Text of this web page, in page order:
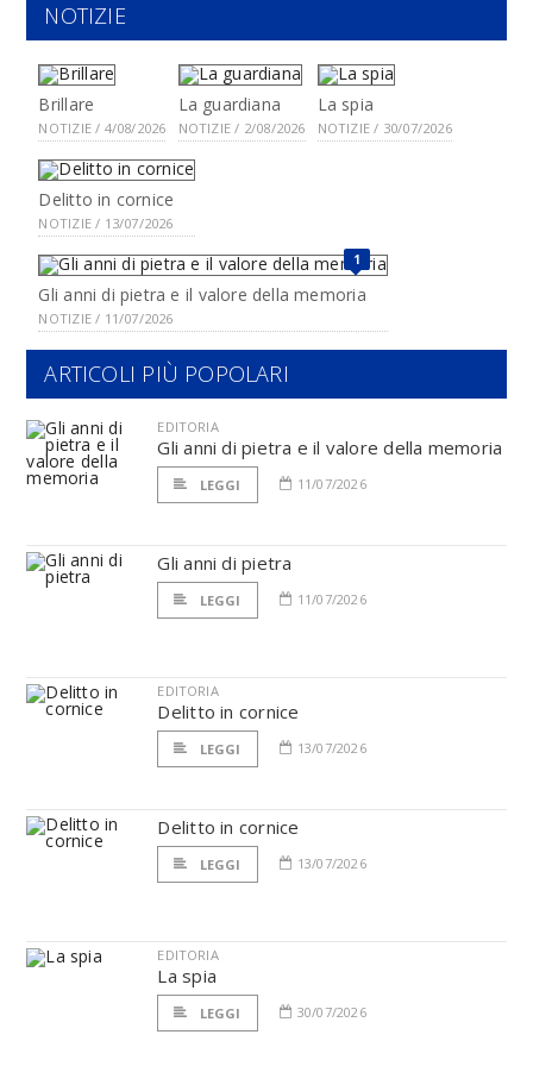
NOTIZIE
Brillare
NOTIZIE / 4/08/2026
La guardiana
NOTIZIE / 2/08/2026
La spia
NOTIZIE / 30/07/2026
Delitto in cornice
NOTIZIE / 13/07/2026
1
Gli anni di pietra e il valore della memoria
NOTIZIE / 11/07/2026
ARTICOLI PIÙ POPOLARI
EDITORIA
Gli anni di pietra e il valore della memoria
LEGGI 11/07/2026
Gli anni di pietra
LEGGI 11/07/2026
EDITORIA
Delitto in cornice
LEGGI 13/07/2026
Delitto in cornice
LEGGI 13/07/2026
EDITORIA
La spia
LEGGI 30/07/2026